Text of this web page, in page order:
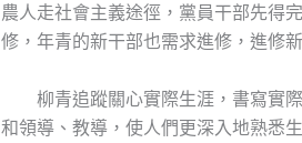
農人走社會主義途徑，黨員干部先得
修，年青的新干部也需求進修，進修
柳青追蹤關心實際生涯，書寫實
和領導、教導，使人們更深入地熟悉